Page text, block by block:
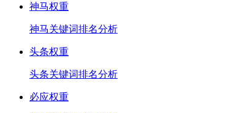
神马权重
神马关键词排名分析
头条权重
头条关键词排名分析
必应权重